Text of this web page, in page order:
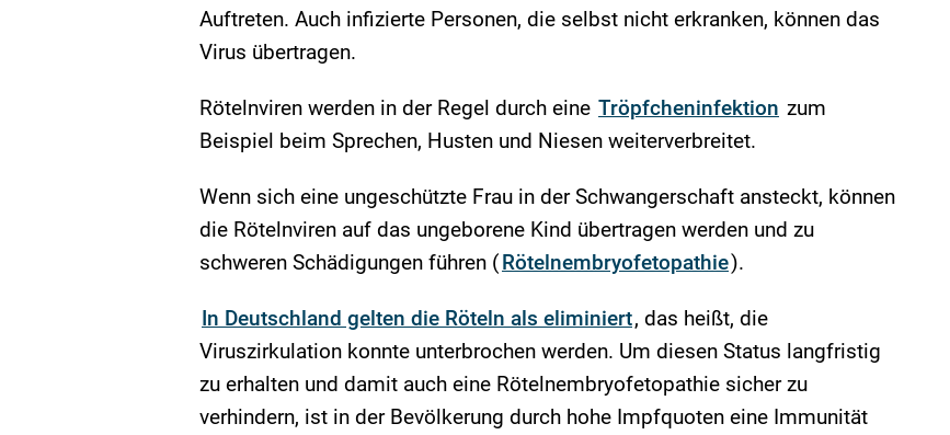
Auftreten. Auch infizierte Personen, die selbst nicht erkranken, können das
Virus übertragen.
Rötelnviren werden in der Regel durch eine Tröpfcheninfektion zum
Beispiel beim Sprechen, Husten und Niesen weiterverbreitet.
Wenn sich eine ungeschützte Frau in der Schwangerschaft ansteckt, können
die Rötelnviren auf das ungeborene Kind übertragen werden und zu
schweren Schädigungen führen (Rötelnembryofetopathie).
In Deutschland gelten die Röteln als eliminiert, das heißt, die
Viruszirkulation konnte unterbrochen werden. Um diesen Status langfristig
zu erhalten und damit auch eine Rötelnembryofetopathie sicher zu
verhindern, ist in der Bevölkerung durch hohe Impfquoten eine Immunität